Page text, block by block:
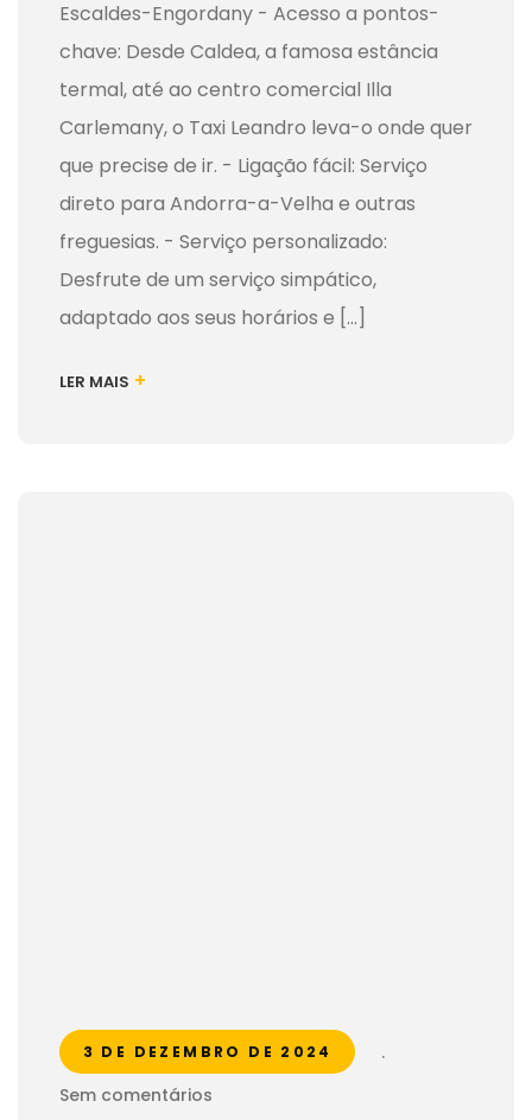
Escaldes-Engordany - Acesso a pontos-
chave: Desde Caldea, a famosa estância
termal, até ao centro comercial Illa
Carlemany, o Taxi Leandro leva-o onde quer
que precise de ir. - Ligação fácil: Serviço
direto para Andorra-a-Velha e outras
freguesias. - Serviço personalizado:
Desfrute de um serviço simpático,
adaptado aos seus horários e [...]
LER MAIS +
3 DE DEZEMBRO DE 2024
.
Sem comentários